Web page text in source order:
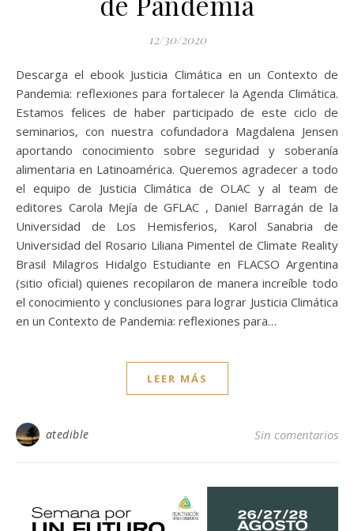
12/30/2020
Descarga el ebook Justicia Climática en un Contexto de
Pandemia: reflexiones para fortalecer la Agenda Climática.
Estamos felices de haber participado de este ciclo de
seminarios, con nuestra cofundadora Magdalena Jensen
aportando conocimiento sobre seguridad y soberanía
alimentaria en Latinoamérica. Queremos agradecer a todo
el equipo de Justicia Climática de OLAC y al team de
editores Carola Mejía de GFLAC , Daniel Barragán de la
Universidad de Los Hemisferios, Karol Sanabria de
Universidad del Rosario Liliana Pimentel de Climate Reality
Brasil Milagros Hidalgo Estudiante en FLACSO Argentina
(sitio oficial) quienes recopilaron de manera increíble todo
el conocimiento y conclusiones para lograr Justicia Climática
en un Contexto de Pandemia: reflexiones para…
LEER MÁS
atedible Sin comentarios